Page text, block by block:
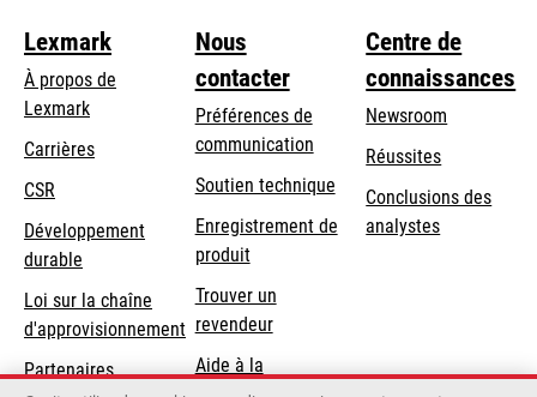
Lexmark
À propos de
Lexmark
Carrières
CSR
Développement
durable
Loi sur la chaîne
d'approvisionnement
Partenaires
Nous
contacter
Préférences de
communication
s’ouvre
dans
un
nouvel
onglet
Soutien techniques’ouvre
dans
un
Enregistrement de
produit
Trouver un
revendeur
Aide à la
Centre de
connaissances
Newsroom
Réussites
Conclusions des
analystes